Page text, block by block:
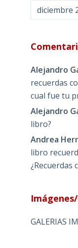
Archivos
Alejandro
recuerdas
cual fue tu
Alejandro
libro?
Andrea
libro
¿Recuerdas
GALERIAS